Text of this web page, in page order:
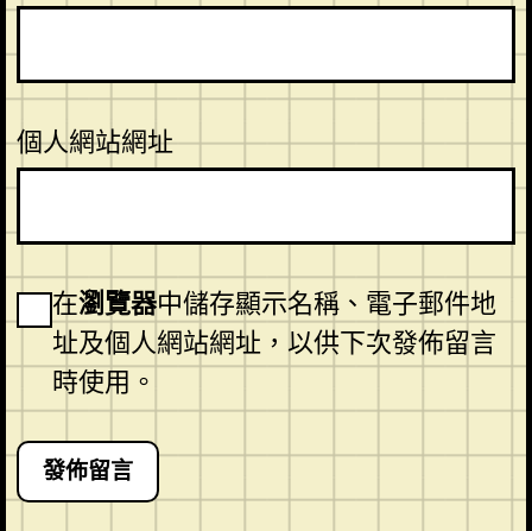
個人網站網址
在瀏覽器中儲存顯示名稱、電子郵件地
址及個人網站網址，以供下次發佈留言
時使用。